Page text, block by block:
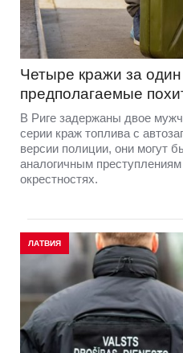
Четыре кражи за
предполагаемые
В Риге задержаны двое
серии краж топлива с
версии полиции, они могут
аналогичным
окрестностях.
ЛАТВИЯ